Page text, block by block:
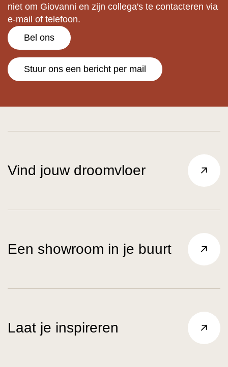
niet om Giovanni en zijn collega's te contacteren via
e-mail of telefoon.
Bel ons
Stuur ons een bericht per mail
Vind jouw droomvloer
Een showroom in je buurt
Laat je inspireren